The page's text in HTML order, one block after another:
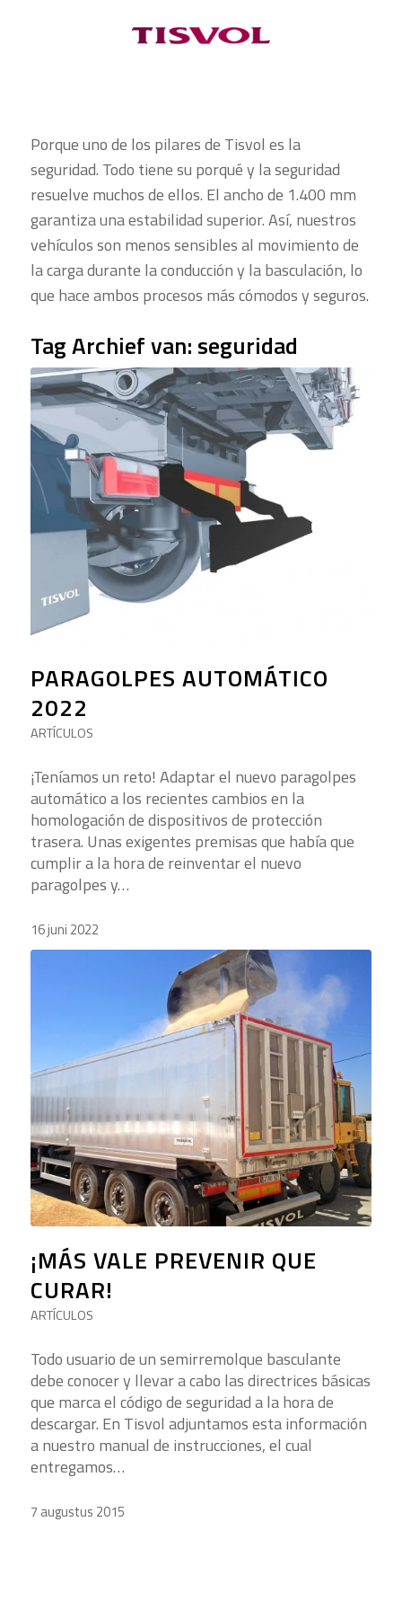
Porque uno de los pilares de Tisvol es la
seguridad. Todo tiene su porqué y la seguridad
resuelve muchos de ellos. El ancho de 1.400 mm
garantiza una estabilidad superior. Así, nuestros
vehículos son menos sensibles al movimiento de
la carga durante la conducción y la basculación, lo
que hace ambos procesos más cómodos y seguros.
Tag Archief van: seguridad
PARAGOLPES AUTOMÁTICO
2022
ARTÍCULOS
¡Teníamos un reto! Adaptar el nuevo paragolpes
automático a los recientes cambios en la
homologación de dispositivos de protección
trasera. Unas exigentes premisas que había que
cumplir a la hora de reinventar el nuevo
paragolpes y…
16 juni 2022
¡MÁS VALE PREVENIR QUE
CURAR!
ARTÍCULOS
Todo usuario de un semirremolque basculante
debe conocer y llevar a cabo las directrices básicas
que marca el código de seguridad a la hora de
descargar. En Tisvol adjuntamos esta información
a nuestro manual de instrucciones, el cual
entregamos…
7 augustus 2015